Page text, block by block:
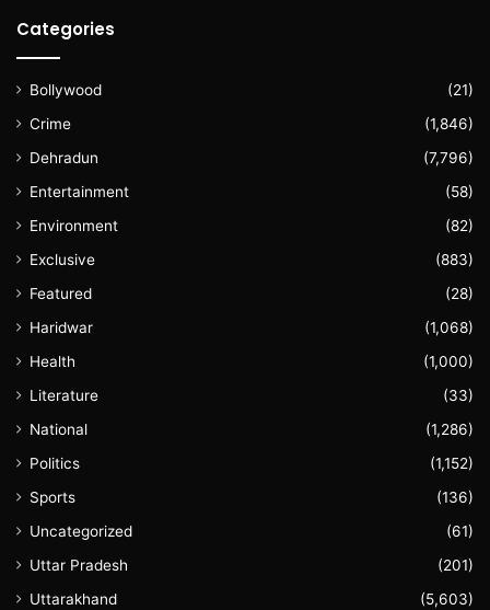
Categories
Bollywood
(21)
Crime
(1,846)
Dehradun
(7,796)
Entertainment
(58)
Environment
(82)
Exclusive
(883)
Featured
(28)
Haridwar
(1,068)
Health
(1,000)
Literature
(33)
National
(1,286)
Politics
(1,152)
Sports
(136)
Uncategorized
(61)
Uttar Pradesh
(201)
Uttarakhand
(5,603)